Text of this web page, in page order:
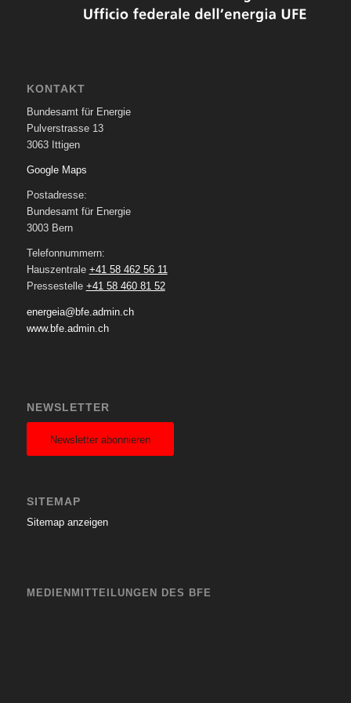
KONTAKT
Bundesamt für Energie
Pulverstrasse 13
3063 Ittigen
Google Maps
Postadresse:
Bundesamt für Energie
3003 Bern
Telefonnummern:
Hauszentrale +41 58 462 56 11
Pressestelle +41 58 460 81 52
energeia@bfe.admin.ch
www.bfe.admin.ch
NEWSLETTER
Newsletter abonnieren
SITEMAP
Sitemap anzeigen
MEDIENMITTEILUNGEN DES BFE